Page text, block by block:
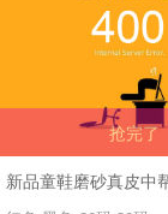
抢完了